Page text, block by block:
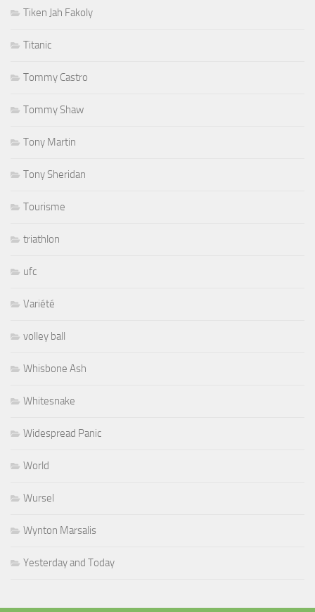
Tiken Jah Fakoly
Titanic
Tommy Castro
Tommy Shaw
Tony Martin
Tony Sheridan
Tourisme
triathlon
ufc
Variété
volley ball
Whisbone Ash
Whitesnake
Widespread Panic
World
Wursel
Wynton Marsalis
Yesterday and Today